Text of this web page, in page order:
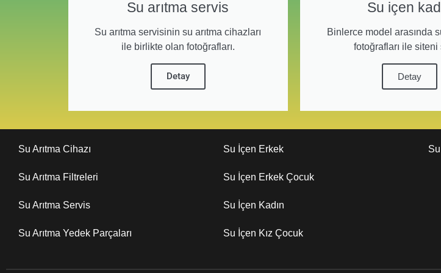
Su arıtma servis
Su arıtma servisinin su arıtma cihazları
ile birlikte olan fotoğrafları.
Detay
Su içen
Binlerce model arasında
fotoğrafları ile siteni
Detay
Su Arıtma Cihazı
Su Arıtma Filtreleri
Su Arıtma Servis
Su Arıtma Yedek Parçaları
Su İçen Erkek
Su İçen Erkek Çocuk
Su İçen Kadın
Su İçen Kız Çocuk